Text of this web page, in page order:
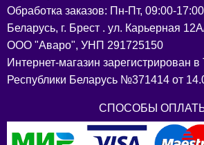
Обработка заказов: Пн-Пт, 09:00-17:00
Беларусь, г. Брест . ул. Карьерная
ООО "Аваро", УНП 291725150
Интернет-магазин зарегистрирован
Республики Беларусь №371414 от
СПОСОБЫ